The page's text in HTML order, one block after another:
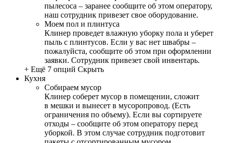
пылесоса – заранее сообщите об этом оператору,
наш сотрудник привезет свое оборудование.
Моем пол и плинтуса
Клинер проведет влажную уборку пола и уберет
пыль с плинтусов. Если у вас нет швабры –
пожалуйста, сообщите об этом при оформлении
заявки. Сотрудник привезет свой инвентарь.
+ Ещё 7 опций Скрыть
Кухня
Собираем мусор
Клинер соберет мусор в помещении, сложит
в мешки и вынесет в мусоропровод. (Есть
ограничения по объему). Если вы сортируете
отходы – сообщите об этом оператору перед
уборкой. В этом случае сотрудник подготовит